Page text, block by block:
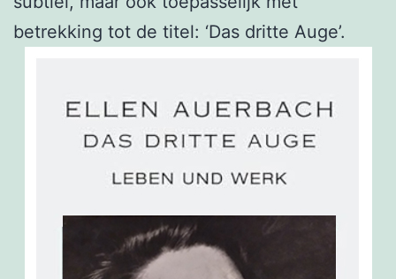
betrekking tot de titel: ‘Das dritte Auge’.